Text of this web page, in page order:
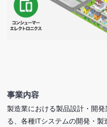
事業内容
製造業における製品設計・開
る、各種ITシステムの開発・